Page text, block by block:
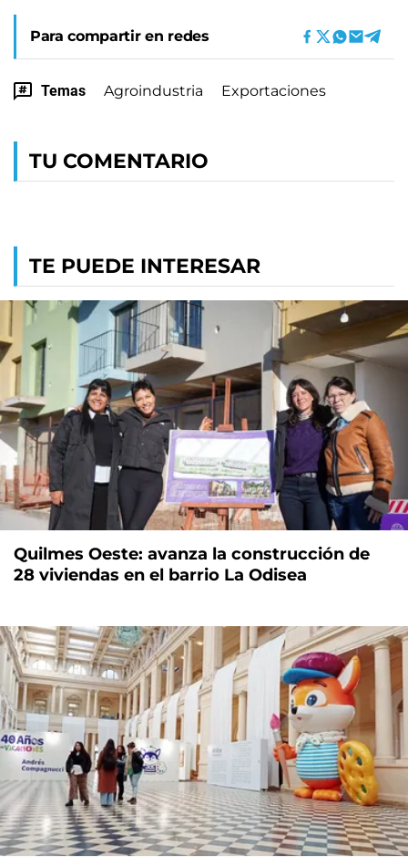
Para compartir en redes
Temas Agroindustria Exportaciones
TU COMENTARIO
TE PUEDE INTERESAR
Quilmes Oeste: avanza la construcción de
28 viviendas en el barrio La Odisea